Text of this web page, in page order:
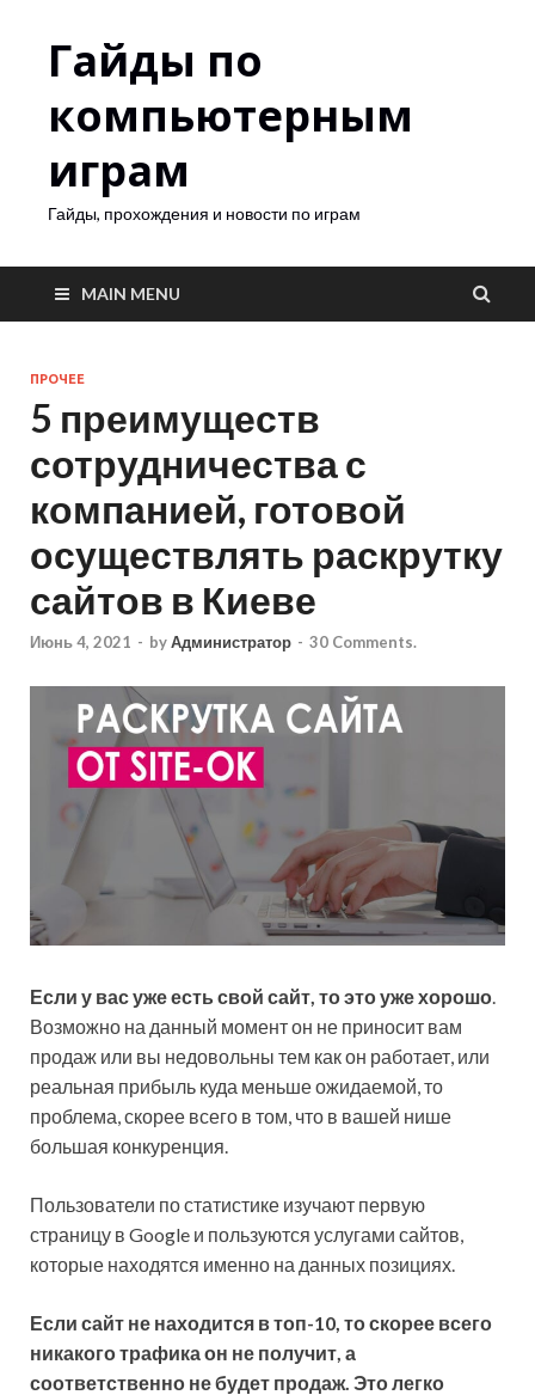
Гайды по
компьютерным
играм
Гайды, прохождения и новости по играм
MAIN MENU
ПРОЧЕЕ
5 преимуществ
сотрудничества с
компанией, готовой
осуществлять раскрутку
сайтов в Киеве
Июнь 4, 2021 - byАдминистратор - 30 Comments.
Если у вас уже есть свой сайт, то это уже хорошо.
Возможно на данный момент он не приносит вам
продаж или вы недовольны тем как он работает, или
реальная прибыль куда меньше ожидаемой, то
проблема, скорее всего в том, что в вашей нише
большая конкуренция.
Пользователи по статистике изучают первую
страницу в Google и пользуются услугами сайтов,
которые находятся именно на данных позициях.
Если сайт не находится в топ-10, то скорее всего
никакого трафика он не получит, а
соответственно не будет продаж. Это легко